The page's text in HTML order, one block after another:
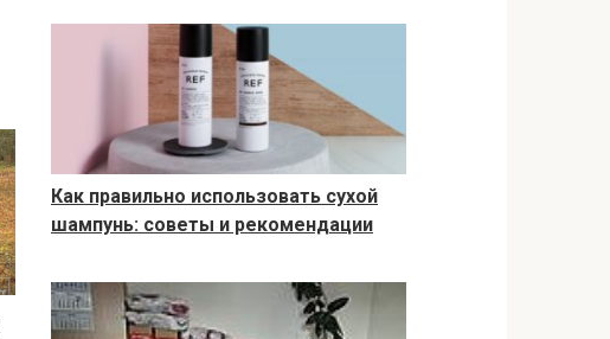
Как правильно использовать сухой
шампунь: советы и рекомендации